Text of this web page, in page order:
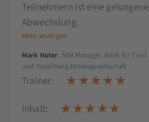
Teilnehmern ist eine gelungene
Abwechslung.
Mehr anzeigen
Mark Huter, SEM Manager, Bank für Tirol
und Vorarlberg Aktiengesellschaft
Trainer:
Inhalt: